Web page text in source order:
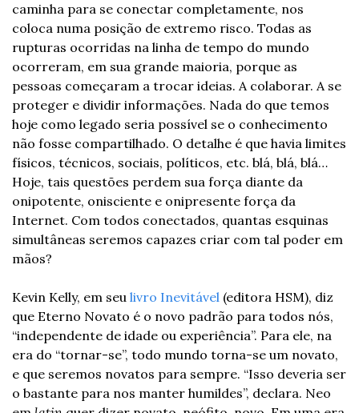
caminha para se conectar completamente, nos
coloca numa posição de extremo risco. Todas as
rupturas ocorridas na linha de tempo do mundo
ocorreram, em sua grande maioria, porque as
pessoas começaram a trocar ideias. A colaborar. A se
proteger e dividir informações. Nada do que temos
hoje como legado seria possível se o conhecimento
não fosse compartilhado. O detalhe é que havia limites
físicos, técnicos, sociais, políticos, etc. blá, blá, blá…
Hoje, tais questões perdem sua força diante da
onipotente, onisciente e onipresente força da
Internet. Com todos conectados, quantas esquinas
simultâneas seremos capazes criar com tal poder em
mãos?
Kevin Kelly, em seu livro Inevitável (editora HSM), diz
que Eterno Novato é o novo padrão para todos nós,
“independente de idade ou experiência”. Para ele, na
era do “tornar-se”, todo mundo torna-se um novato,
e que seremos novatos para sempre. “Isso deveria ser
o bastante para nos manter humildes”, declara. Neo